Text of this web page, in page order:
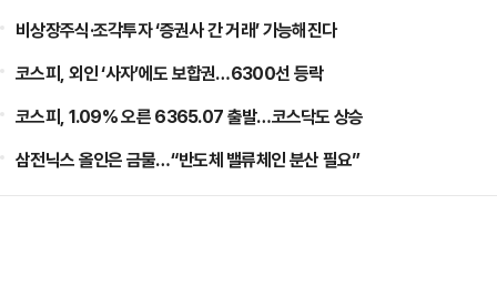
비상장주식·조각투자 ‘증권사 간 거래’ 가능해진다
코스피, 외인 ‘사자’에도 보합권…6300선 등락
코스피, 1.09% 오른 6365.07 출발…코스닥도 상승
삼전닉스 올인은 금물…“반도체 밸류체인 분산 필요”